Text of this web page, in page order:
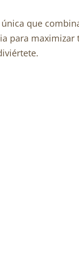
que
para maximizar